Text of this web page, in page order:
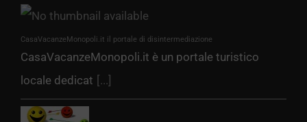
CasaVacanzeMonopoli.it il portale di disintermediazione
CasaVacanzeMonopoli.it è un portale turistico
locale dedicat [...]